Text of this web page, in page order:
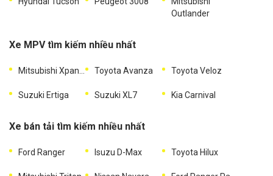
Outlander
Xe MPV tìm kiếm nhiều nhất
Toyota Avanza Toyota Veloz
Suzuki Ertiga Suzuki XL7 Kia Carnival
Xe bán tải tìm kiếm nhiều nhất
Ford Ranger Isuzu D-Max Toyota Hilux